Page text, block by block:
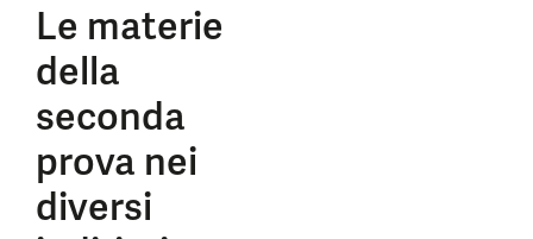
Le materie
della
seconda
prova nei
diversi